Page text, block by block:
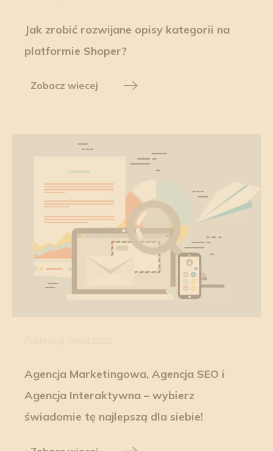
Jak zrobić rozwijane opisy kategorii na
platformie Shoper?
Zobacz wiecej
Agencja Marketingowa, Agencja SEO i
Agencja Interaktywna – wybierz
świadomie tę najlepszą dla siebie!